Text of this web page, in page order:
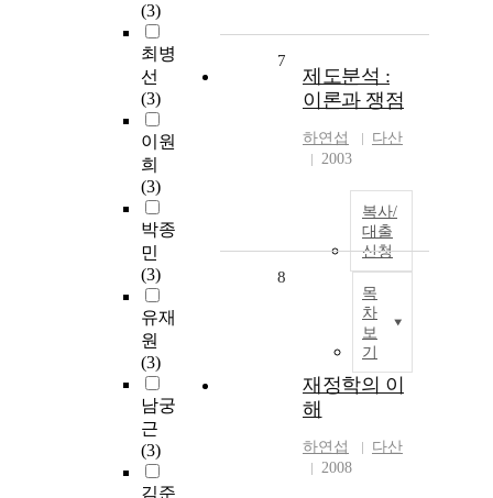
(3)
최병
선
(3)
이원
희
(3)
박종
민
(3)
유재
원
(3)
남궁
근
(3)
김준
7
제도분석 :
이론과 쟁점
하연섭
다산
2003
복사/
대출
신청
목
차
보
기
8
재정학의 이
해
하연섭
다산
2008